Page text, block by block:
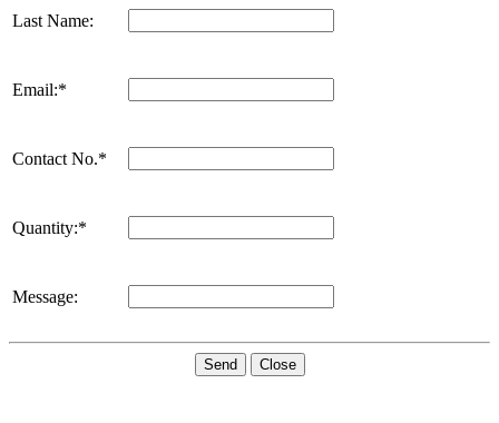
Last Name:
Email:*
Contact No.*
Quantity:*
Message:
Send Close